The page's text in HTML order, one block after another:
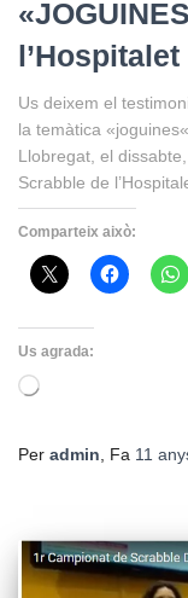
Us deixem el
la temàtica
Llobregat, el
Scrabble de
Comparteix això:
Us agrada:
S'està
Per admin , Fa 11